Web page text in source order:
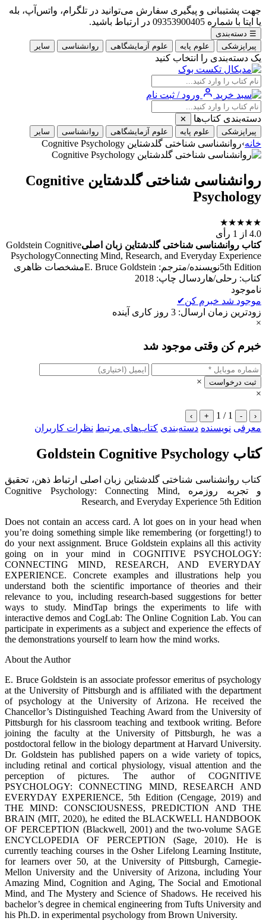
جهت پشتیبانی و پیگیری سفارش می‌توانید در تلگرام، واتس‌آپ، بله
یا ایتا با شماره 09353900405 در ارتباط باشید.
☰ دسته‌بندی
پیراپزشکی
علوم پایه علوم آزمایشگاهی روانشناسی سایر
یک دسته‌بندی را انتخاب کنید
ورود / ثبت نام
دسته‌بندی کتاب‌ها
✕
پیراپزشکی
علوم پایه علوم آزمایشگاهی روانشناسی سایر
خانه›روانشناسی شناختی گلدشتاین Cognitive Psychology
روانشناسی شناختی گلدشتاین Cognitive
Psychology
★
★
★
★
★
4.0 از 1 رأی
کتاب روانشناسی شناختی گلدشتاین زبان اصلیGoldstein Cognitive
PsychologyConnecting Mind, Research, and Everyday Experience
5th Editionنویسنده/مترجم: E. Bruce Goldsteinمشخصات ظاهری
کتاب: رحلی/هاردسال چاپ: 2018
ناموجود
موجود شد خبرم کن✔
زودترین زمان ارسال: 3 روز کاری آینده
×
خبرم کن وقتی موجود شد
ثبت درخواست
×
×
‹
-
1 / 1
+
›
معرفی نویسنده دسته‌بندی کتاب‌های مرتبط نظرات کاربران
کتاب Goldstein Cognitive Psychology
کتاب روانشناسی شناختی گلدشتاین زبان اصلی ارتباط ذهن، تحقیق
و تجربه روزمره Cognitive Psychology: Connecting Mind,
Research, and Everyday Experience 5th Edition
Does not contain an access card. A lot goes on in your head when
you’re doing something simple like remembering (or forgetting!) to
do your next assignment. Bruce Goldstein explains all this activity
going on in your mind in COGNITIVE PSYCHOLOGY:
CONNECTING MIND, RESEARCH, AND EVERYDAY
EXPERIENCE. Concrete examples and illustrations help you
understand both the scientific importance of theories and their
relevance to you, including research-based suggestions for better
ways to study. MindTap brings the experiments to life with
interactive demos and CogLab: The Online Cognition Lab. You can
participate in experiments as a subject and experience the effects of
the demonstrations yourself to learn how the mind works.
About the Author
E. Bruce Goldstein is an associate professor emeritus of psychology
at the University of Pittsburgh and is affiliated with the department
of psychology at the University of Arizona. He received the
Chancellor’s Distinguished Teaching Award from the University of
Pittsburgh for his classroom teaching and textbook writing. Before
joining the faculty at the University of Pittsburgh, he was a
postdoctoral fellow in the biology department at Harvard University.
Dr. Goldstein has published papers on a wide variety of topics,
including retinal and cortical physiology, visual attention and the
perception of pictures. The author of COGNITIVE
PSYCHOLOGY: CONNECTING MIND, RESEARCH AND
EVERYDAY EXPERIENCE, 5th Edition (Cengage, 2019) and
THE MIND: CONSCIOUSNESS, PREDICTION AND THE
BRAIN (MIT, 2020), he edited the BLACKWELL HANDBOOK
OF PERCEPTION (Blackwell, 2001) and the two-volume SAGE
ENCYCLOPEDIA OF PERCEPTION (Sage, 2010). He is
currently teaching courses in the Osher Lifelong Learning Institute,
for learners over 50, at the University of Pittsburgh, Carnegie-
Mellon University and the University of Arizona, including Your
Amazing Mind, Cognition and Aging, The Social and Emotional
Mind, and The Mystery and Science of Shadows. He received his
bachelor’s degree in chemical engineering from Tufts University and
his Ph.D. in experimental psychology from Brown University.